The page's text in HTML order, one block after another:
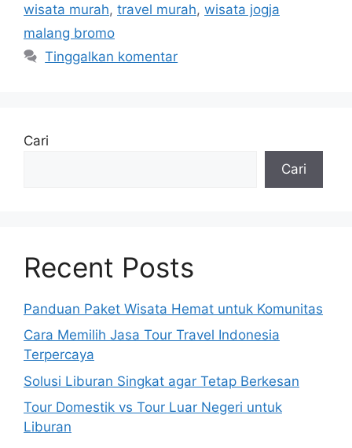
wisata murah, travel murah, wisata jogja
malang bromo
Tinggalkan komentar
Cari
Cari
Recent Posts
Panduan Paket Wisata Hemat untuk Komunitas
Cara Memilih Jasa Tour Travel Indonesia
Terpercaya
Solusi Liburan Singkat agar Tetap Berkesan
Tour Domestik vs Tour Luar Negeri untuk
Liburan